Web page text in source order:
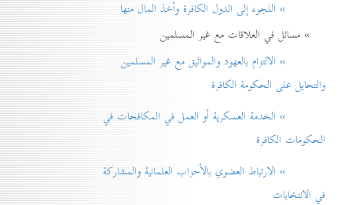
» اللجوء إلى الدول الكافرة وأخذ المال منها
» مسائل في العلاقات مع غير المسلمين
» الالتزام بالعهود والمواثيق مع غير المسلمين
والتحايل على الحكومة الكافرة
» الخدمة العسكرية أو العمل في المكافحات في
الحكومات الكافرة
» الارتباط العضوي بالأحزاب العلمانية والمشاركة
في الانتخابات